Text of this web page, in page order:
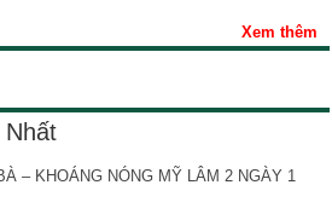
Xem thêm
Nhất
– KHOÁNG NÓNG MỸ LÂM 2 NGÀY 1